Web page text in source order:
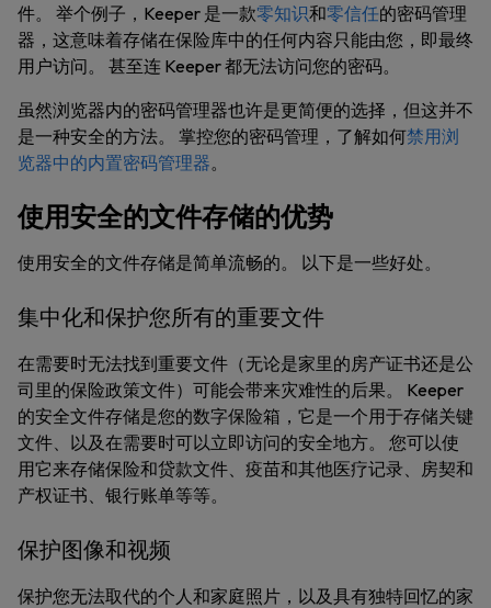
件。 举个例子，Keeper 是一款零知识和零信任的密码管理
器，这意味着存储在保险库中的任何内容只能由您，即最终
用户访问。 甚至连 Keeper 都无法访问您的密码。
虽然浏览器内的密码管理器也许是更简便的选择，但这并不
是一种安全的方法。 掌控您的密码管理，了解如何禁用浏
览器中的内置密码管理器。
使用安全的文件存储的优势
使用安全的文件存储是简单流畅的。 以下是一些好处。
集中化和保护您所有的重要文件
在需要时无法找到重要文件（无论是家里的房产证书还是公
司里的保险政策文件）可能会带来灾难性的后果。 Keeper
的安全文件存储是您的数字保险箱，它是一个用于存储关键
文件、以及在需要时可以立即访问的安全地方。 您可以使
用它来存储保险和贷款文件、疫苗和其他医疗记录、房契和
产权证书、银行账单等等。
保护图像和视频
保护您无法取代的个人和家庭照片，以及具有独特回忆的家